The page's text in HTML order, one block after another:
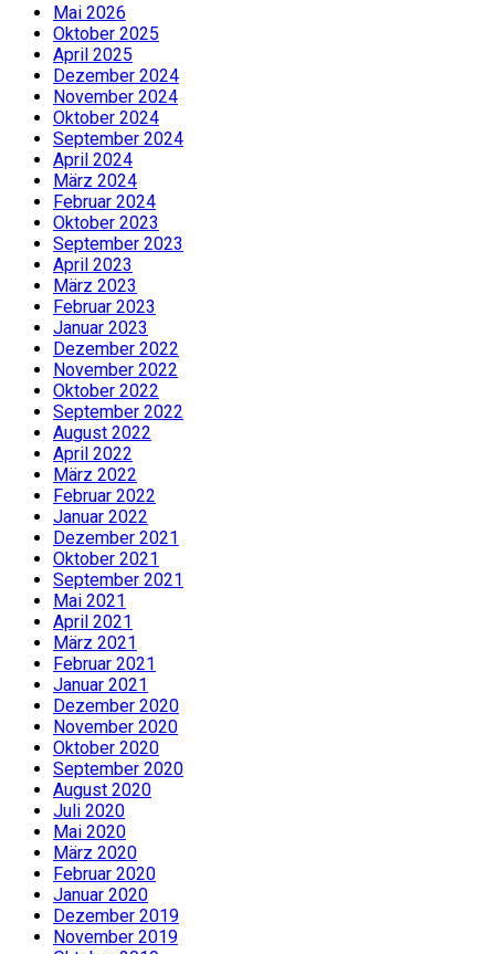
Mai 2026
Oktober 2025
April 2025
Dezember 2024
November 2024
Oktober 2024
September 2024
April 2024
März 2024
Februar 2024
Oktober 2023
September 2023
April 2023
März 2023
Februar 2023
Januar 2023
Dezember 2022
November 2022
Oktober 2022
September 2022
August 2022
April 2022
März 2022
Februar 2022
Januar 2022
Dezember 2021
Oktober 2021
September 2021
Mai 2021
April 2021
März 2021
Februar 2021
Januar 2021
Dezember 2020
November 2020
Oktober 2020
September 2020
August 2020
Juli 2020
Mai 2020
März 2020
Februar 2020
Januar 2020
Dezember 2019
November 2019